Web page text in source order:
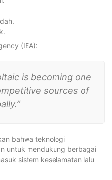
(IEA):
is becoming one
sources of
bahwa teknologi
untuk mendukung berbagai
sistem keselamatan lalu